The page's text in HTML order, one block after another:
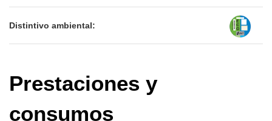
Distintivo ambiental:
Prestaciones y
consumos